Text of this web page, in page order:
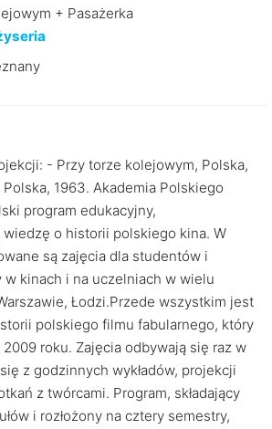
+ Pasażerka
- Przy torze kolejowym, Polska,
1963. Akademia Polskiego
program edukacyjny,
o historii polskiego kina. W
są zajęcia dla studentów i
w kinach i na uczelniach w wielu
Łodzi.Przede wszystkim jest
polskiego filmu fabularnego, który
2009 roku. Zajęcia odbywają się raz w
z godzinnych wykładów, projekcji
z twórcami. Program, składający
i rozłożony na cztery semestry,